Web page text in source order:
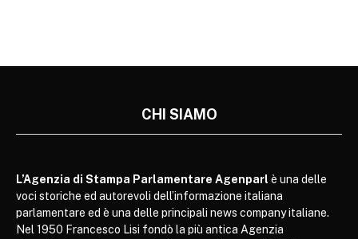
CHI SIAMO
L’Agenzia di Stampa Parlamentare Agenparl è una delle
voci storiche ed autorevoli dell’informazione italiana
parlamentare ed è una delle principali news company italiane.
Nel 1950 Francesco Lisi fondò la più antica Agenzia